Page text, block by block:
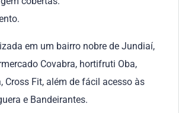
em um bairro nobre de Jundiaí,
Covabra, hortifruti Oba,
Cross Fit, além de fácil acesso às
e Bandeirantes.